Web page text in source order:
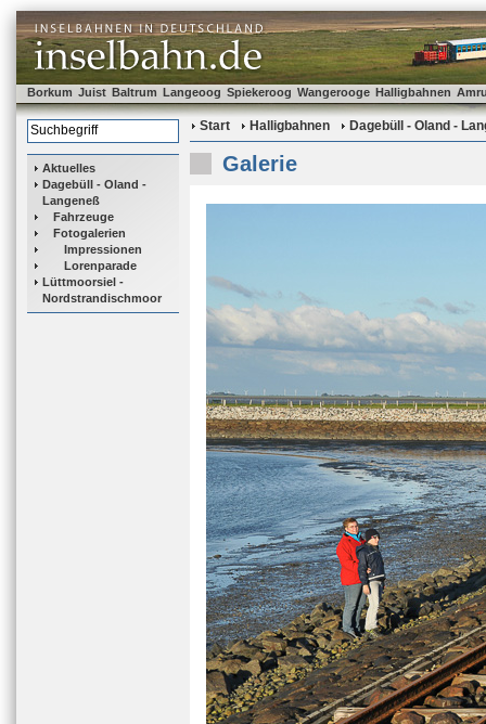
Borkum Juist Baltrum Langeoog Spiekeroog Wangerooge Halligbahnen
Aktuelles
Dagebüll - Oland -
Langeneß
Fahrzeuge
Fotogalerien
Impressionen
Lorenparade
Lüttmoorsiel -
Nordstrandischmoor
Start Halligbahnen Dagebüll - Oland -
Galerie